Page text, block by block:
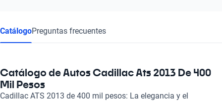
CatálogoPreguntas frecuentes
Catálogo de Autos Cadillac Ats 2013 De 400
Mil Pesos
Cadillac ATS 2013 de 400 mil pesos: La elegancia y el